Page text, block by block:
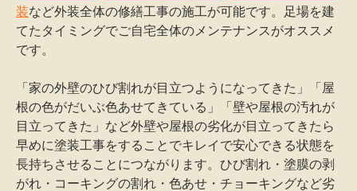
装など外装全体の修繕工事の施工が可能です。足場を建
てたタイミングでご自宅全体のメンテナンスがオススメ
です。
「家の外壁のひび割れが目立つようになってきた」「屋
根の色がだいぶ色あせてきている」「壁や屋根の汚れが
目立ってきた」など外壁や屋根の劣化が目立ってきたら
早めに塗装工事をすることでキレイで安心できる状態を
長持ちさせることにつながります。ひび割れ・塗膜の剥
がれ・コーキングの割れ・色あせ・チョーキングなど劣